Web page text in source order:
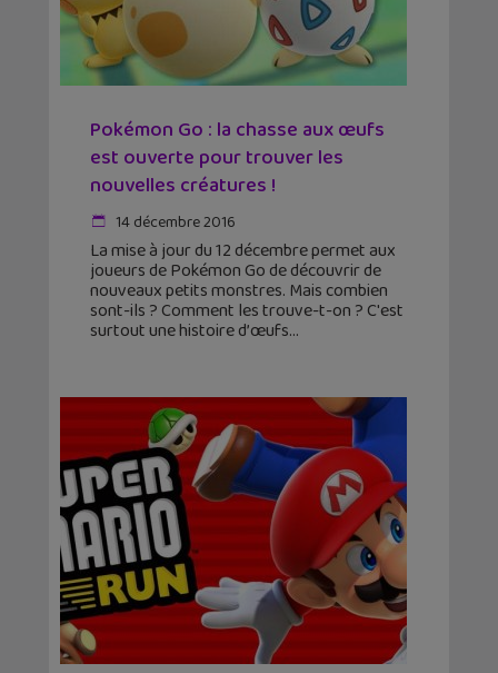
Pokémon Go : la chasse aux œufs
est ouverte pour trouver les
nouvelles créatures !
14 décembre 2016
La mise à jour du 12 décembre permet aux
joueurs de Pokémon Go de découvrir de
nouveaux petits monstres. Mais combien
sont-ils ? Comment les trouve-t-on ? C'est
surtout une histoire d’œufs